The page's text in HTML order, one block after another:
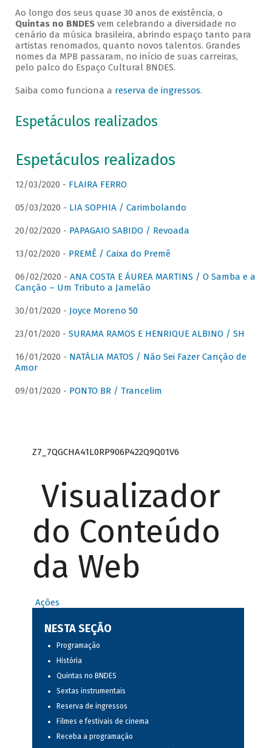
Ao longo dos seus quase 30 anos de existência, o
Quintas no BNDESvem celebrando a diversidade no
cenário da música brasileira, abrindo espaço tanto para
artistas renomados, quanto novos talentos. Grandes
nomes da MPB passaram, no início de suas carreiras,
pelo palco do Espaço Cultural BNDES.
Saiba como funciona a reserva de ingressos.
Espetáculos realizados
Espetáculos realizados
12/03/2020 - FLAIRA FERRO
05/03/2020 - LIA SOPHIA / Carimbolando
20/02/2020 - PAPAGAIO SABIDO / Revoada
13/02/2020 - PREMÊ / Caixa do Premê
06/02/2020 - ANA COSTA E ÁUREA MARTINS / O Samba e a
Canção – Um Tributo a Jamelão
30/01/2020 - Joyce Moreno 50
23/01/2020 - SURAMA RAMOS E HENRIQUE ALBINO / SH
16/01/2020 - NATÁLIA MATOS / Não Sei Fazer Canção de
Amor
09/01/2020 - PONTO BR / Trancelim
Z7_7QGCHA41L0RP906P422Q9Q01V6
Visualizador
do Conteúdo
da Web
Ações
NESTA SEÇÃO
Programação
História
Quintas no BNDES
Sextas instrumentais
Reserva de ingressos
Filmes e festivais de cinema
Receba a programação